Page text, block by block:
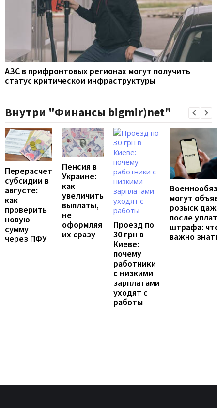
АЗС в прифронтовых регионах могут получить
статус критической инфраструктуры
Внутри "Финансы bigmir)net"
Перерасчет
субсидии в
августе:
как
проверить
новую
сумму
через ПФУ
Пенсия в
Украине:
как
увеличить
выплаты,
не
оформляя
их сразу
Проезд по
30 грн в
Киеве:
почему
работники
с низкими
зарплатами
уходят с
работы
могут
розыск
после
штрафа:
важно